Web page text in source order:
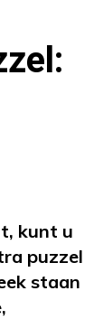
kunt u
puzzel
staan